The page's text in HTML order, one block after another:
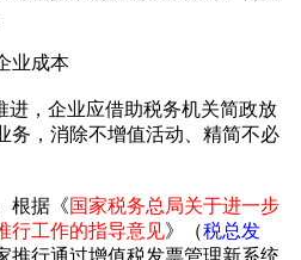
业成本
，企业应借助税务机关简政放
务，消除不增值活动、精简不必
根据《国家税务总局关于进一步
行工作的指导意见》（税总发
推行通过增值税发票管理新系统